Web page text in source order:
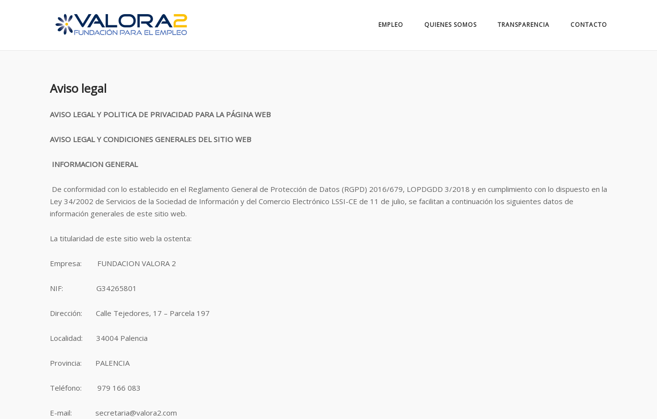
EMPLEO QUIENES SOMOS TRANSPARENCIA CONTACTO
Aviso legal
AVISO LEGAL Y POLITICA DE PRIVACIDAD PARA LA PÁGINA WEB
AVISO LEGAL Y CONDICIONES GENERALES DEL SITIO WEB
INFORMACION GENERAL
De conformidad con lo establecido en el Reglamento General de Protección de Datos (RGPD) 2016/679, LOPDGDD 3/2018 y en cumplimiento con lo dispuesto en la
Ley 34/2002 de Servicios de la Sociedad de Información y del Comercio Electrónico LSSI-CE de 11 de julio, se facilitan a continuación los siguientes datos de
información generales de este sitio web.
La titularidad de este sitio web la ostenta:
Empresa: FUNDACION VALORA 2
NIF: G34265801
Dirección: Calle Tejedores, 17 – Parcela 197
Localidad: 34004 Palencia
Provincia: PALENCIA
Teléfono: 979 166 083
E-mail: secretaria@valora2.com